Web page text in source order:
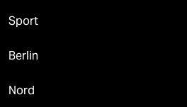
Sport
Berlin
Nord